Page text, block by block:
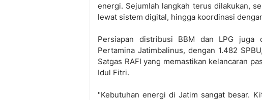
energi. Sejumlah langkah terus dilakukan,
lewat sistem digital, hingga koordinasi
Persiapan distribusi BBM dan LPG juga
Pertamina Jatimbalinus, dengan 1.482
Satgas RAFI yang memastikan kelancaran
Idul Fitri.
"Kebutuhan energi di Jatim sangat besar.